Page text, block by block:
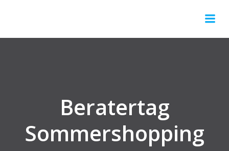
Beratertag
Sommershopping